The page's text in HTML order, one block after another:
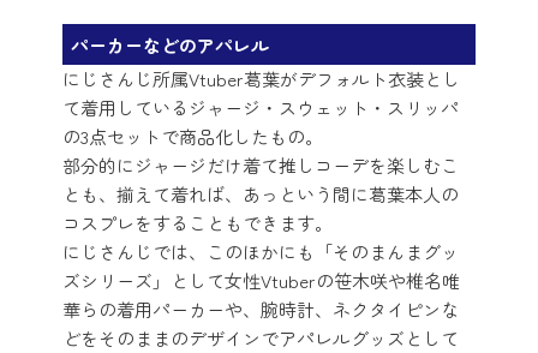
パーカーなどのアパレル
にじさんじ所属Vtuber葛葉がデフォルト衣装とし
て着用しているジャージ・スウェット・スリッパ
の3点セットで商品化したもの。
部分的にジャージだけ着て推しコーデを楽しむこ
とも、揃えて着れば、あっという間に葛葉本人の
コスプレをすることもできます。
にじさんじでは、このほかにも「そのまんまグッ
ズシリーズ」として女性Vtuberの笹木咲や椎名唯
華らの着用パーカーや、腕時計、ネクタイピンな
どをそのままのデザインでアパレルグッズとして